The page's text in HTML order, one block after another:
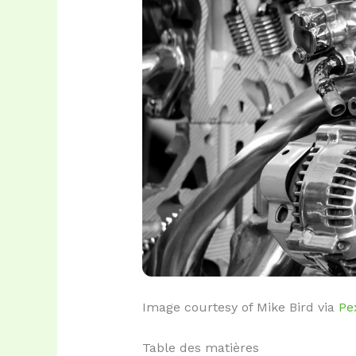
Image courtesy of Mike Bird via
Table des matières